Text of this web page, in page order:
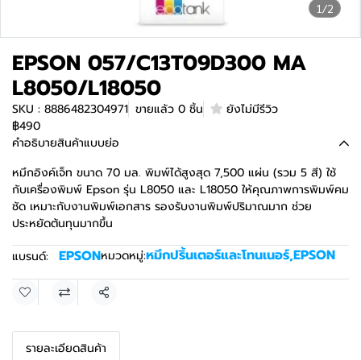
1/2
EPSON 057/C13T09D300 MA
L8050/L18050
SKU : 8886482304971 ขายแล้ว 0 ชิ้น
ยังไม่มีรีวิว
฿490
คำอธิบายสินค้าแบบย่อ
หมึกอิงค์เจ็ท ขนาด 70 มล. พิมพ์ได้สูงสุด 7,500 แผ่น (รวม 5 สี) ใช้
กับเครื่องพิมพ์ Epson รุ่น L8050 และ L18050 ให้คุณภาพการพิมพ์คม
ชัด เหมาะกับงานพิมพ์เอกสาร รองรับงานพิมพ์ปริมาณมาก ช่วย
ประหยัดต้นทุนมากขึ้น
แบรนด์:
EPSONหมวดหมู่:หมึกปริ้นเตอร์และโทนเนอร์,EPSON
แชร์
รายละเอียดสินค้า